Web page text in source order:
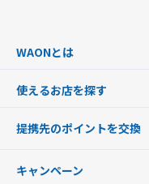
WAONとは
WAONを申込む
インターネット上でのお買
使えるお店を探す
店舗検索
イオン銀行ATM設置場所
提携先のポイントを交換
キャンペーン